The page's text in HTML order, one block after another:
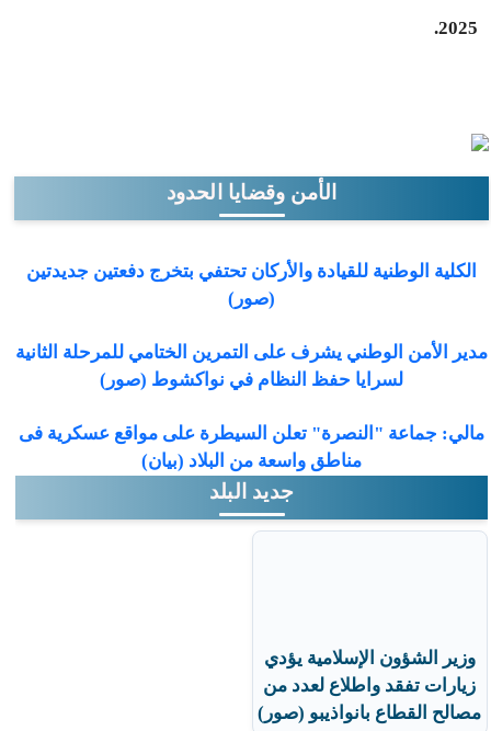
2025.
الأمن وقضايا الحدود
الكلية الوطنية للقيادة والأركان تحتفي بتخرج دفعتين جديدتين
(صور)
مدير الأمن الوطني يشرف على التمرين الختامي للمرحلة الثانية
لسرايا حفظ النظام في نواكشوط (صور)
مالي: جماعة "النصرة" تعلن السيطرة على مواقع عسكرية فى
مناطق واسعة من البلاد (بيان)
جديد البلد
وزير الشؤون الإسلامية يؤدي
زيارات تفقد واطلاع لعدد من
مصالح القطاع بانواذيبو (صور)